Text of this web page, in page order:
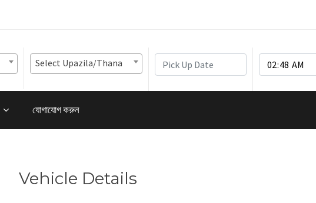
Select Upazila/Thana
যোগাযোগ করুন
Vehicle Details